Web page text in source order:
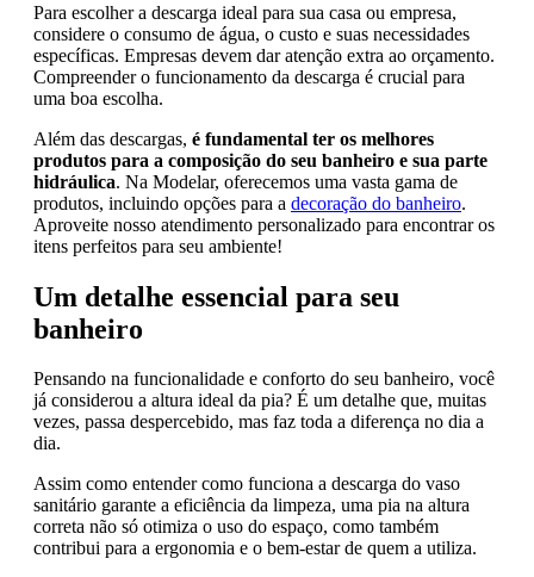
Para escolher a descarga ideal para sua casa ou empresa,
considere o consumo de água, o custo e suas necessidades
específicas. Empresas devem dar atenção extra ao orçamento.
Compreender o funcionamento da descarga é crucial para
uma boa escolha.
Além das descargas, é fundamental ter os melhores
produtos para a composição do seu banheiro e sua parte
hidráulica. Na Modelar, oferecemos uma vasta gama de
produtos, incluindo opções para a decoração do banheiro.
Aproveite nosso atendimento personalizado para encontrar os
itens perfeitos para seu ambiente!
Um detalhe essencial para seu
banheiro
Pensando na funcionalidade e conforto do seu banheiro, você
já considerou a altura ideal da pia? É um detalhe que, muitas
vezes, passa despercebido, mas faz toda a diferença no dia a
dia.
Assim como entender como funciona a descarga do vaso
sanitário garante a eficiência da limpeza, uma pia na altura
correta não só otimiza o uso do espaço, como também
contribui para a ergonomia e o bem-estar de quem a utiliza.